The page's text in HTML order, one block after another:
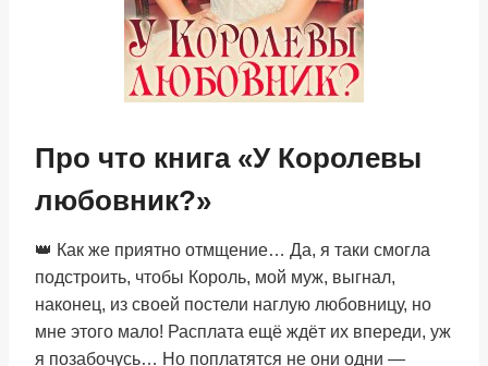
Про что книга «У Королевы
любовник?»
👑 Как же приятно отмщение… Да, я таки смогла
подстроить, чтобы Король, мой муж, выгнал,
наконец, из своей постели наглую любовницу, но
мне этого мало! Расплата ещё ждёт их впереди, уж
я позабочусь… Но поплатятся не они одни —